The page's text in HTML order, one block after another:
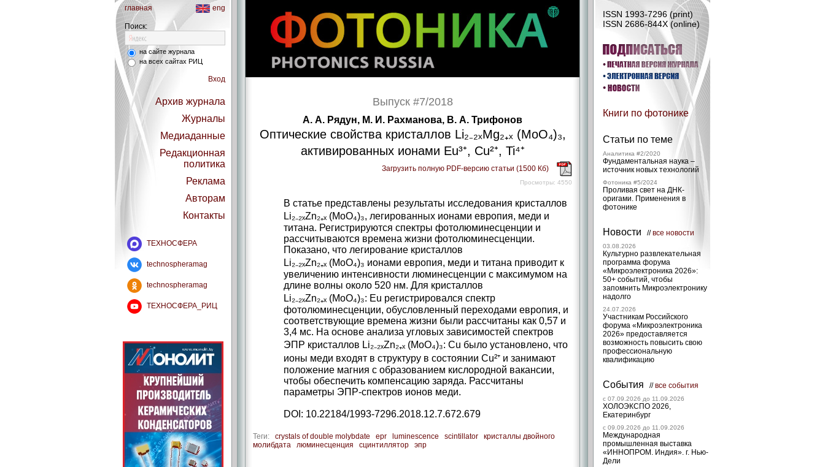
главная eng
Поиск:
на сайте журнала
на всех сайтах РИЦ
Вход
Архив журнала
Журналы
Медиаданные
Редакционная
политика
Реклама
Авторам
Контакты
ТЕХНОСФЕРА
technospheramag
technospheramag
ТЕХНОСФЕРА_РИЦ
ISSN 1993-7296 (print)
ISSN 2686-844X (online)
Книги по фотонике
Статьи по теме
Аналитика #2/2020
Фундаментальная наука –
источник новых технологий
Фотоника #5/2024
Проливая свет на ДНК-
оригами. Применения в
фотонике
Новости //все новости
03.08.2026
Культурно развлекательная
программа форума
«Микроэлектроника 2026»:
50+ событий, чтобы
запомнить Микроэлектронику
надолго
24.07.2026
Участникам Российского
форума «Микроэлектроника
2026» предоставляется
возможность повысить свою
профессиональную
квалификацию
События //все события
c 07.09.2026 до 11.09.2026
ХОЛОЭКСПО 2026,
Екатеринбург
c 09.09.2026 до 11.09.2026
Международная
промышленная выставка
«ИННОПРОМ. Индия». г. Нью-
Дели
Выпуск #7/2018
А. А. Рядун, М. И. Рахманова, В. А. Трифонов
Оптические свойства кристаллов Li₂₋₂ₓMg₂₊ₓ (MoO₄)₃,
активированных ионами Eu³⁺, Сu²⁺, Ti⁴⁺
Загрузить полную PDF-версию статьи (1500 Кб)
Просмотры: 4550
В статье представлены результаты исследования кристаллов
Li₂₋₂ₓZn₂₊ₓ (MoO₄)₃, легированных ионами европия, меди и
титана. Регистрируются спектры фотолюминесценции и
рассчитываются времена жизни фотолюминесценции.
Показано, что легирование кристаллов
Li₂₋₂ₓZn₂₊ₓ (MoO₄)₃ ионами европия, меди и титана приводит к
увеличению интенсивности люминесценции с максимумом на
длине волны около 520 нм. Для кристаллов
Li₂₋₂ₓZn₂₊ₓ (MoO₄)₃: Eu регистрировался спектр
фотолюминесценции, обусловленный переходами европия, и
соответствующие времена жизни были рассчитаны как 0,57 и
3,4 мс. На основе анализа угловых зависимостей спектров
ЭПР кристаллов Li₂₋₂ₓZn₂₊ₓ (MoO₄)₃: Cu было установлено, что
ионы меди входят в структуру в состоянии Сu²⁺ и занимают
положение магния с образованием кислородной вакансии,
чтобы обеспечить компенсацию заряда. Рассчитаны
параметры ЭПР-спектров ионов меди.
DOI: 10.22184/1993-7296.2018.12.7.672.679
Теги: crystals of double molybdate epr luminescence scintillator
кристаллы двойного
молибдата
люминесценция сцинтиллятор эпр